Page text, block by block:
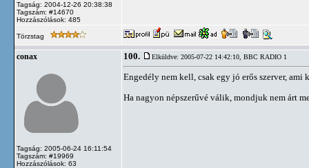
Tagság: 2004-12-26 20:38:38
Tagszám: #14670
Hozzászólások: 485
Törzstag
conax
Tagság: 2005-06-24 16:11:54
Tagszám: #19969
Hozzászólások: 63
100. Elküldve: 2005-07-22 14:42:10, BBC RADIO 1
Engedély nem kell, csak egy jó erős szerver,
Ha nagyon népszerűvé válik, mondjuk nem árt